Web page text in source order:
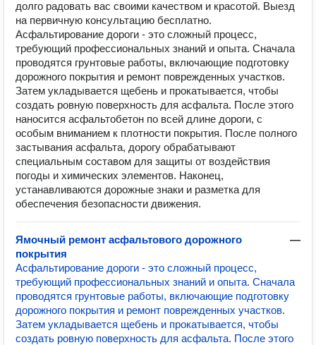
долго радовать вас своими качеством и красотой. Выезд
на первичную консультацию бесплатно.
Асфальтирование дороги - это сложный процесс,
требующий профессиональных знаний и опыта. Сначала
проводятся грунтовые работы, включающие подготовку
дорожного покрытия и ремонт поврежденных участков.
Затем укладывается щебень и прокатывается, чтобы
создать ровную поверхность для асфальта. После этого
наносится асфальтобетон по всей длине дороги, с
особым вниманием к плотности покрытия. После полного
застывания асфальта, дорогу обрабатывают
специальным составом для защиты от воздействия
погоды и химических элементов. Наконец,
устанавливаются дорожные знаки и разметка для
обеспечения безопасности движения.
Ямочный ремонт асфальтового дорожного
покрытия
—
Асфальтирование дороги - это сложный процесс,
требующий профессиональных знаний и опыта. Сначала
проводятся грунтовые работы, включающие подготовку
дорожного покрытия и ремонт поврежденных участков.
Затем укладывается щебень и прокатывается, чтобы
создать ровную поверхность для асфальта. После этого